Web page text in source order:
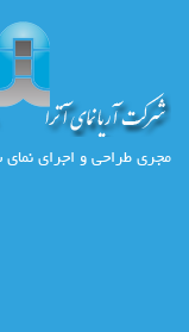
مجری طراحی و اجرای